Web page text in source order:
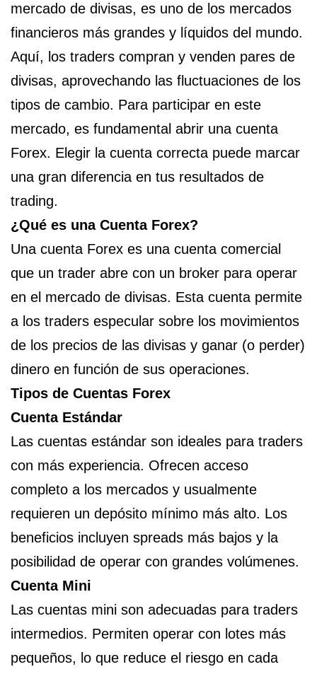
mercado de divisas, es uno de los mercados
financieros más grandes y líquidos del mundo.
Aquí, los traders compran y venden pares de
divisas, aprovechando las fluctuaciones de los
tipos de cambio. Para participar en este
mercado, es fundamental abrir una cuenta
Forex. Elegir la cuenta correcta puede marcar
una gran diferencia en tus resultados de
trading.
¿Qué es una Cuenta Forex?
Una cuenta Forex es una cuenta comercial
que un trader abre con un broker para operar
en el mercado de divisas. Esta cuenta permite
a los traders especular sobre los movimientos
de los precios de las divisas y ganar (o perder)
dinero en función de sus operaciones.
Tipos de Cuentas Forex
Cuenta Estándar
Las cuentas estándar son ideales para traders
con más experiencia. Ofrecen acceso
completo a los mercados y usualmente
requieren un depósito mínimo más alto. Los
beneficios incluyen spreads más bajos y la
posibilidad de operar con grandes volúmenes.
Cuenta Mini
Las cuentas mini son adecuadas para traders
intermedios. Permiten operar con lotes más
pequeños, lo que reduce el riesgo en cada